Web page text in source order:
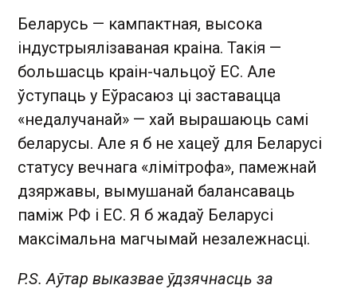
Беларусь — кампактная, высока
індустрыялізаваная краіна. Такія —
большасць краін-чальцоў ЕС. Але
ўступаць у Еўрасаюз ці заставацца
«недалучанай» — хай вырашаюць самі
беларусы. Але я б не хацеў для Беларусі
статусу вечнага «лімітрофа», памежнай
дзяржавы, вымушанай балансаваць
паміж РФ і ЕС. Я б жадаў Беларусі
максімальна магчымай незалежнасці.
P.S. Аўтар выказвае ўдзячнасць за